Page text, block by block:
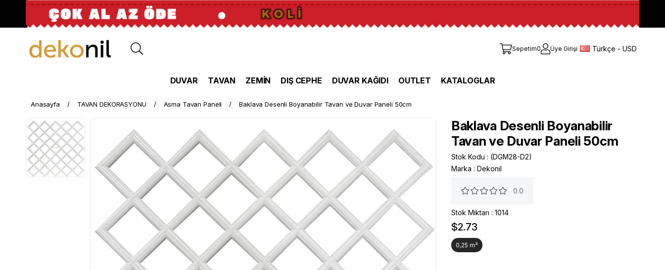
Sepetim0 Üye Girişi Türkçe - USD
DUVAR TAVAN ZEMİN DIŞ CEPHE DUVAR KAĞIDI OUTLET KATALOGLAR
Anasayfa TAVAN DEKORASYONU Asma Tavan Paneli Baklava Desenli Boyanabilir Tavan ve Duvar Paneli 50cm
Baklava Desenli Boyanabilir
Tavan ve Duvar Paneli 50cm
Stok Kodu
(DGM28-D2)
Marka : Dekonil
0.0
Stok Miktarı : 1014
$2.73
0,25 m²